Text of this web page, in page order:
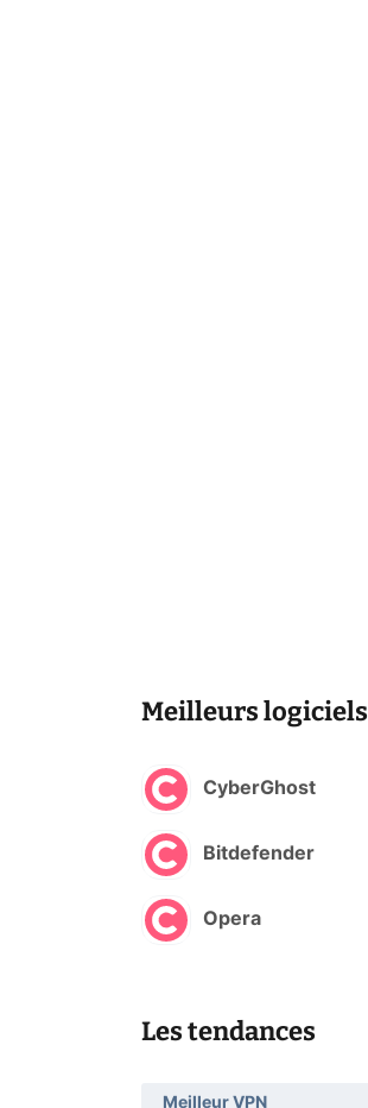
Meilleurs logiciels
CyberGhost
Bitdefender
Opera
Les tendances
Meilleur VPN